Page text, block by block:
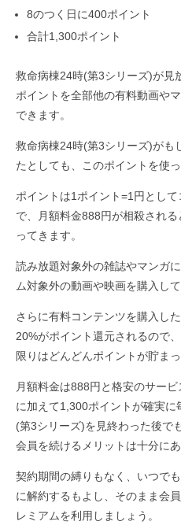
8のつく日に400ポイント
合計1,300ポイント
救命病棟24時(第3シリーズ)が見
ポイントを全部他の有料動画や
できます。
救命病棟24時(第3シリーズ)がも
たとしても、このポイントを使
ポイントは1ポイント=1円とし
で、月額料金888円が相殺され
ってきます。
読み放題対象外の雑誌やマンガ
ム対象外の動画や映画を購入し
さらに有料コンテンツを購入し
20%がポイント還元されるので
限りはどんどんポイントが貯ま
月額料金は888円と格安のサー
に加えて1,300ポイントが確実
(第3シリーズ)を見終わった後で
会員を続けるメリットは十分にあ
契約期間の縛りもなく、いつで
に解約するもよし、そのまま会
レミアムを利用しましょう。